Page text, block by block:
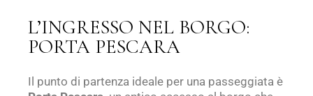
L’INGRESSO NEL BORGO:
PORTA PESCARA
Il punto di partenza ideale per una passeggiata è